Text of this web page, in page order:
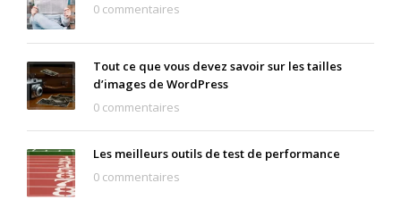
0 commentaires
Tout ce que vous devez savoir sur les tailles
d’images de WordPress
0 commentaires
Les meilleurs outils de test de performance
0 commentaires